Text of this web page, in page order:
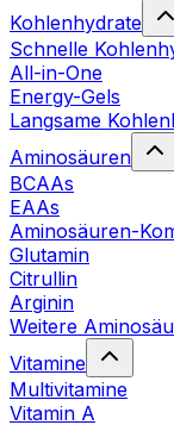
Kohlenhydrate
Schnelle
All-in-One
Energy-Gels
Langsame
Aminosäuren
BCAAs
EAAs
Aminosäuren-
Glutamin
Citrullin
Arginin
Weitere
Vitamine
Multivitamine
Vitamin A